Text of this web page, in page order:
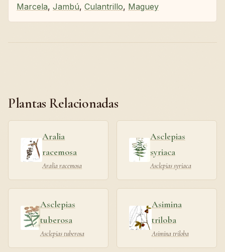
Marcela, Jambú, Culantrillo, Maguey
Plantas Relacionadas
Aralia
racemosa
Aralia racemosa
Asclepias
syriaca
Asclepias syriaca
Asclepias
tuberosa
Asclepias tuberosa
Asimina
triloba
Asimina triloba